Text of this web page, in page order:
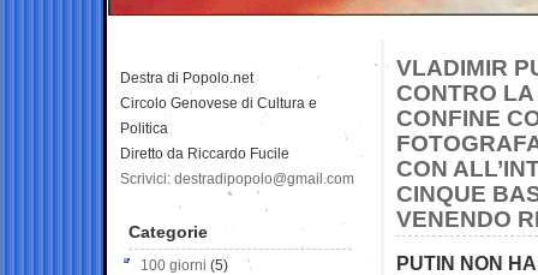
VLADIMIR
CONTRO
CONFINE
CON
CINQUE
VENENDO
PUTIN NON
Destra di Popolo.net
Circolo Genovese di Cultura e
Politica
Diretto da Riccardo Fucile
Scrivici: destradipopolo@gmail.com
Categorie
100 giorni (5)